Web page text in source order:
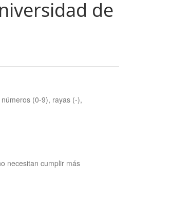
de
(0-9), rayas (-),
necesitan cumplir más